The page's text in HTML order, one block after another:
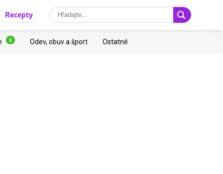
Recepty
6 Odev, obuv a šport Ostatné